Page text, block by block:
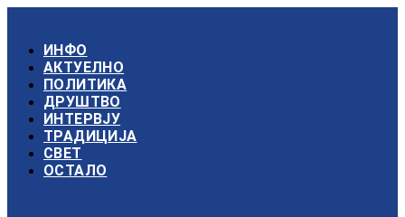
садржајИНФО
АКТУЕЛНО
ПОЛИТИКА
ДРУШТВО
ИНТЕРВЈУ
ТРАДИЦИЈА
СВЕТ
ОСТАЛО